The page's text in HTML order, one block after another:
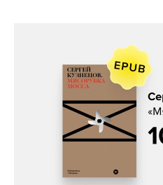
Сергей